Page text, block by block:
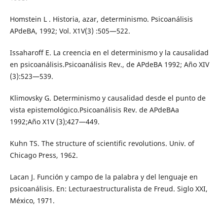
Homstein L . Historia, azar, determinismo. Psicoanálisis
APdeBA, 1992; Vol. X1V(3) :505—522.
Issaharoff E. La creencia en el determinismo y la causalidad
en psicoanálisis.Psicoanálisis Rev., de APdeBA 1992; Año XIV
(3):523—539.
Klimovsky G. Determinismo y causalidad desde el punto de
vista epistemológico.Psicoanálisis Rev. de APdeBAa
1992;Año X1V (3);427—449.
Kuhn TS. The structure of scientific revolutions. Univ. of
Chicago Press, 1962.
Lacan J. Función y campo de la palabra y del lenguaje en
psicoanálisis. En: Lecturaestructuralista de Freud. Siglo XXI,
México, 1971.